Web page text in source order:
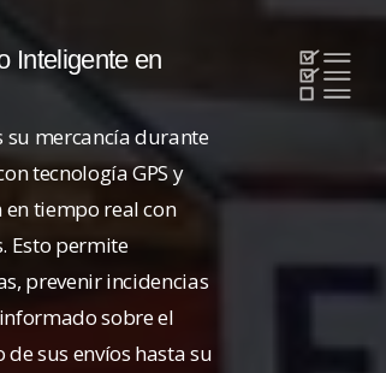
Inteligente en
su mercancía durante
tecnología GPS y
tiempo real con
Esto permite
prevenir incidencias
sobre el
de sus envíos hasta su